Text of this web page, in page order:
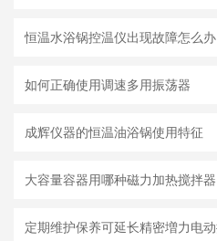
恒温水浴锅控温仪出现故障怎么办
如何正确使用调速多用振荡器
成辉仪器的恒温油浴锅使用特征
大容量容器用哪种磁力加热搅拌器